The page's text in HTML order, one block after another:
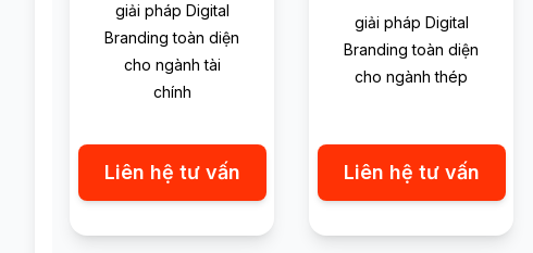
giải pháp Digital
Branding toàn diện
cho ngành tài
chính
Liên hệ tư vấn
giải pháp Digital
Branding toàn diện
cho ngành thép
Liên hệ tư vấn